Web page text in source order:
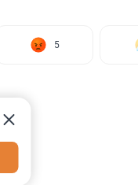
5